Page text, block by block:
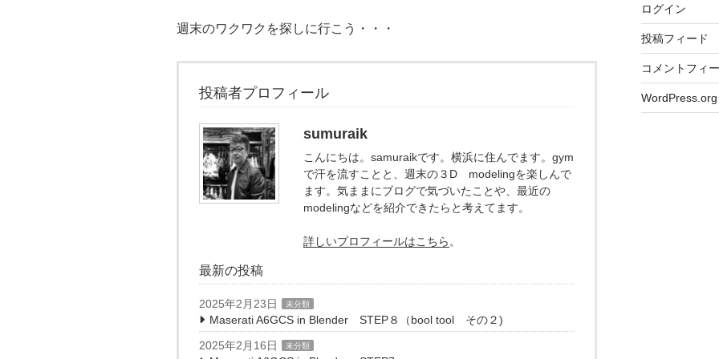
週末のワクワクを探しに行こう・・・
投稿者プロフィール
sumuraik
こんにちは。samuraikです。横浜に住んでます。gym
で汗を流すことと、週末の３D modelingを楽しんで
ます。気ままにブログで気づいたことや、最近の
modelingなどを紹介できたらと考えてます。
詳しいプロフィールはこちら 。
最新の投稿
2025年2月23日 未分類
Maserati A6GCS in Blender STEP８（bool tool その２)
2025年2月16日
未分類
ログイン
投稿フィード
コメントフィ
WordPress.org